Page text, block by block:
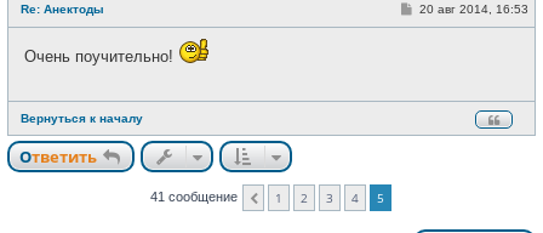
в
с
Re: Анектоды
С20 авг 2014, 16:53
Очень поучительно!
Вернуться к началу
Ответить
Ответить
41 сообщение Пред.
1 2 3 4 5